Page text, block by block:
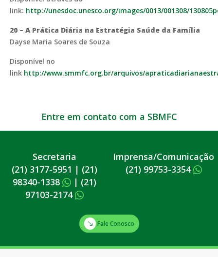
link: http://unesdoc.unesco.org/images/0013/001308/
20 – A Prática Diária na Estratégia Saúde da Família
Dayse Maria Soares de Souza
Disponível no
link http://www.smmfc.org.br/arquivos/
Entre em contato com a SBMFC
Secretaria
(21) 3177-5951 | (21)
98340-1338
| (21)
97103-2174
Imprensa/Comunicação
(21) 99753-3354
Fale Conosco